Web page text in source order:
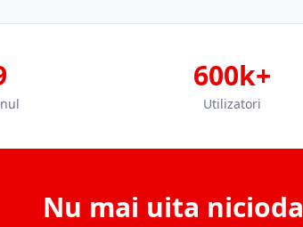
600k+
Utilizatori
Nu mai uita